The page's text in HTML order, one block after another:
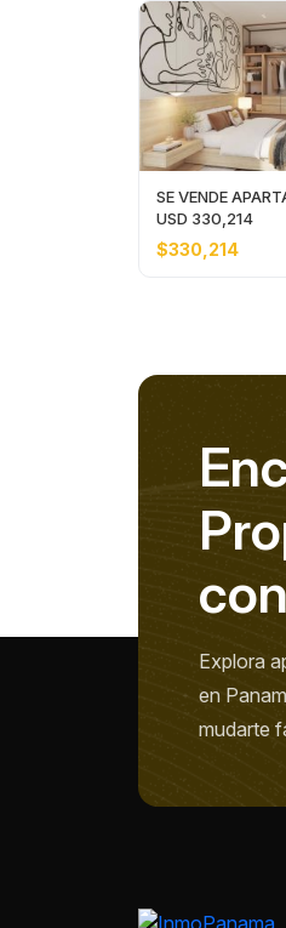
SE VENDE
USD 330,214
$330,214
En
Pro
con
Explora
en
mudarte